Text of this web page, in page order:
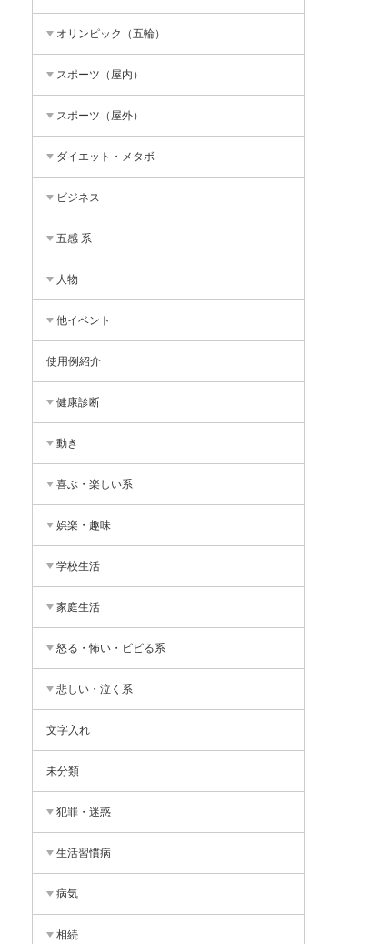
オリンピック（五輪）
スポーツ（屋内）
スポーツ（屋外）
ダイエット・メタボ
ビジネス
五感 系
人物
他イベント
使用例紹介
健康診断
動き
喜ぶ・楽しい系
娯楽・趣味
学校生活
家庭生活
怒る・怖い・ビビる系
悲しい・泣く系
文字入れ
未分類
犯罪・迷惑
生活習慣病
病気
相続